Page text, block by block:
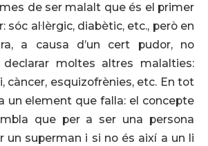
de ser malalt que és el primer
sóc al·lèrgic, diabètic, etc., però en
a causa d’un cert pudor, no
declarar moltes altres malalties:
càncer, esquizofrènies, etc. En tot
un element que falla: el concepte
que per a ser una persona
un superman i si no és així a un li